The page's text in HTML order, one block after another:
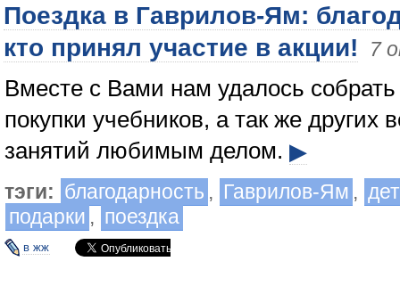
Поездка в Гаврилов-Ям:
кто принял участие в акции!
7
Вместе с Вами нам удалось собрать
покупки учебников, а так же других
занятий любимым делом. ▶
тэги: благодарность , Гаврилов-Ям ,
подарки , поездка
в жж